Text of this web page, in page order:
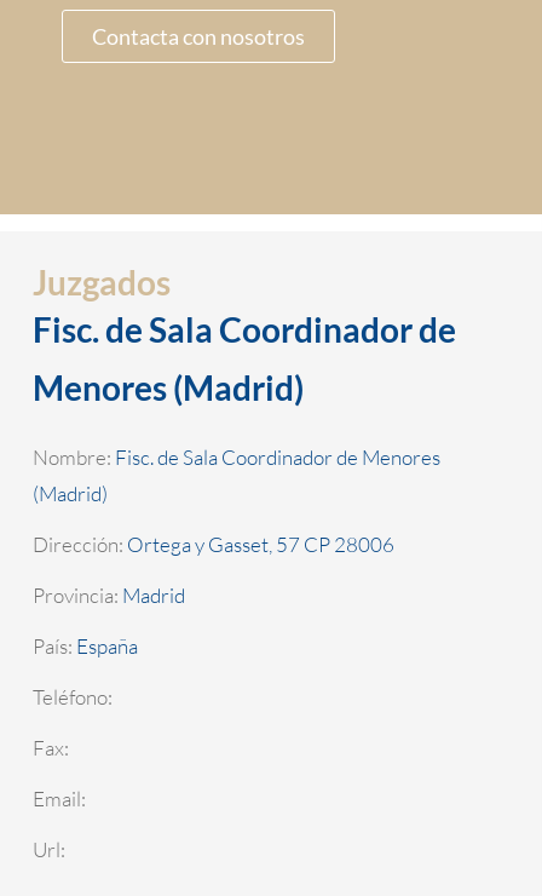
Contacta con nosotros
Juzgados
Fisc. de Sala Coordinador de
Menores (Madrid)
Nombre: Fisc. de Sala Coordinador de Menores
(Madrid)
Dirección: Ortega y Gasset, 57 CP 28006
Provincia: Madrid
País: España
Teléfono:
Fax:
Email:
Url: